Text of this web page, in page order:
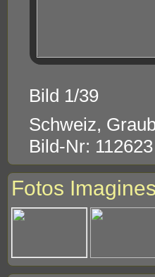
Bild 1/39
Schweiz,
Bild-Nr:
Fotos Imagines